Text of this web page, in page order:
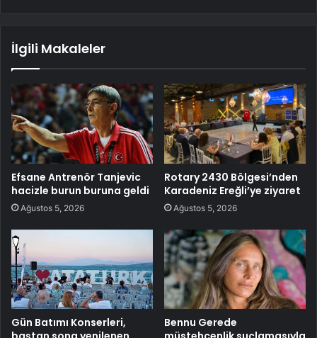
İlgili Makaleler
Efsane Antrenör Tanjevic
hacizle burun buruna geldi
Ağustos 5, 2026
Rotary 2430 Bölgesi’nden
Karadeniz Ereğli’ye ziyaret
Ağustos 5, 2026
Gün Batımı Konserleri,
Bennu Gerede